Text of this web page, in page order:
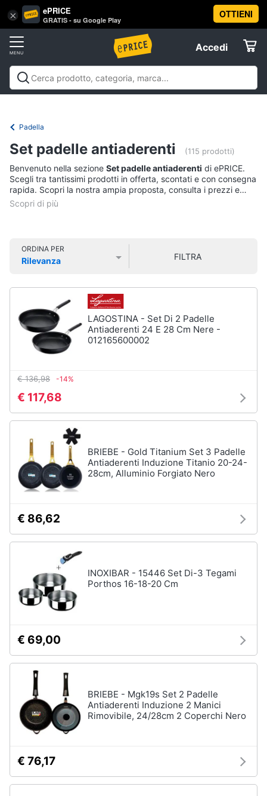
× ePRICE
GRATIS - su Google Play
OTTIENI
Accedi
Accedi
Registrati
Offerte
Informatica
Telefonia
Tv
Cinema
home
Videogiochi
Audio
musica
Clima
Arredo
Brico
e
Salute
e
Beauty
Prima
infanzia
Fotografia
Casalinghi
Abbigliamento
Vai
al
Casalinghi
In
Friggitrice
ad
aria
Bilancia
da
cucina
Pentola
a
elettrico
Tutto
ordine
Portabiancheria
Scolapiatti
Pattumiera
tutti
Pulire
lavare
e
stirare
Vaporella
Ferri
Vedi
tutti
tavola
Coltelli
Piatti
Padella
Set padelle antiaderenti (115 prodotti)
Benvenuto nella sezione Set padelle antiaderenti di ePRICE.
Scegli tra tantissimi prodotti in offerta, scontati e con consegna
rapida. Scopri la nostra ampia proposta, consulta i prezzi e
acquista comodamente online.
ORDINA PER
Rilevanza
FILTRA
LAGOSTINA - Set Di 2 Padelle
Antiaderenti 24 E 28 Cm Nere -
012165600002
€ 136,98 -14%
€ 117,68
BRIEBE - Gold Titanium Set 3 Padelle
Antiaderenti Induzione Titanio 20-24-
28cm, Alluminio Forgiato Nero
€ 86,62
INOXIBAR - 15446 Set Di-3 Tegami
Porthos 16-18-20 Cm
€ 69,00
BRIEBE - Mgk19s Set 2 Padelle
Antiaderenti Induzione 2 Manici
Rimovibile, 24/28cm 2 Coperchi Nero
€ 76,17